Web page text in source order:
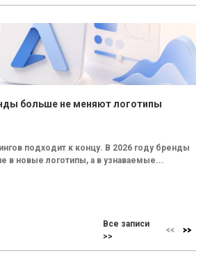
больше не меняют логотипы
подходит к концу. В 2026 году бренды
в новые логотипы, а в узнаваемые...
Все записи
>>